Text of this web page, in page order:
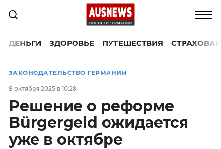
ДЕНЬГИ ЗДОРОВЬЕ ПУТЕШЕСТВИЯ
ЗАКОНОДАТЕЛЬСТВО ГЕРМАНИИ
8 октября 2025 в 10:28
Решение о реформе
Bürgergeld ожидается
уже в октябре